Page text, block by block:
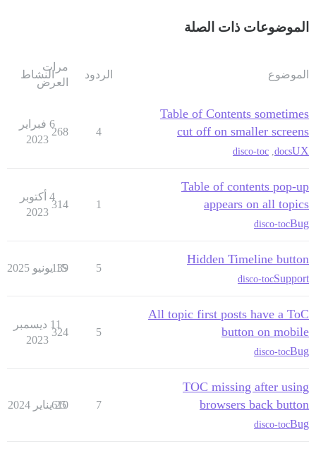
الموضوعات ذات الصلة
الموضوع الردود
مرات
العرض
النشاط
Table of Contents sometimes
cut off on smaller screens
UX
docs
disco-toc
4
268
6 فبراير
2023
Table of contents pop-up
appears on all topics
Bug
disco-toc
1
314
4 أكتوبر
2023
Hidden Timeline button
Support
disco-toc
5
139
15 يونيو 2025
All topic first posts have a ToC
button on mobile
Bug
disco-toc
5
324
11 ديسمبر
2023
TOC missing after using
browsers back button
Bug
disco-toc
7
610
25 يناير 2024